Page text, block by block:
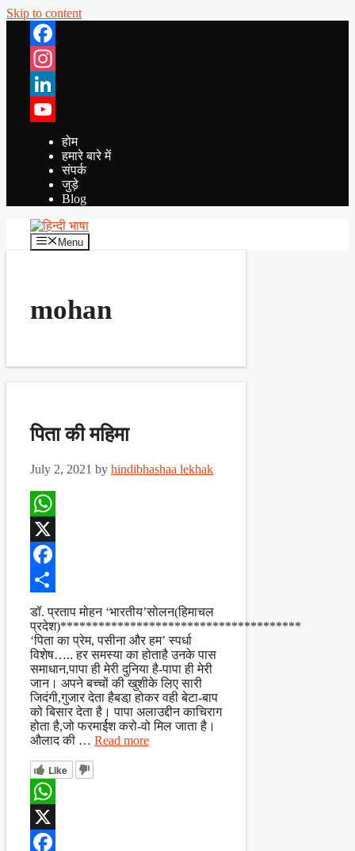
Skip to content
Facebook
Instagram
LinkedIn
YouTube
होम
हमारे बारे में
संपर्क
जुड़े
Blog
Menu
mohan
पिता की महिमा
July 2, 2021 by hindibhashaa lekhak
WhatsApp
X
Facebook
Share
डॉ. प्रताप मोहन ‘भारतीय’सोलन(हिमाचल
प्रदेश)**************************************
‘पिता का प्रेम, पसीना और हम’ स्पर्धा
विशेष….. हर समस्या का होताहै उनके पास
समाधान,पापा ही मेरी दुनिया है-पापा ही मेरी
जान। अपने बच्चों की खुशीके लिए सारी
जिदंगी,गुजार देता हैबडा़ होकर वही बेटा-बाप
को बिसार देता है। पापा अलाउद्दीन काचिराग
होता है,जो फरमार्ईश करो-वो मिल जाता है।
औलाद की … Read more
Like
WhatsApp
X